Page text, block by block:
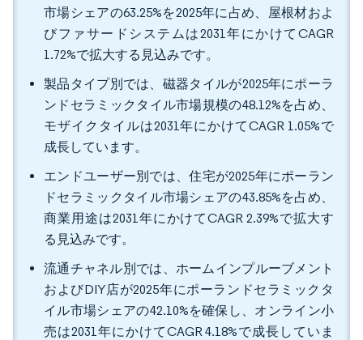
市場シェアの63.25%を2025年に占め、屋根材およ
びファサードシステムは2031年にかけてCAGR
1.72%で拡大する見込みです。
製品タイプ別では、磁器タイルが2025年にポーラ
ンドセラミックタイル市場規模の48.12%を占め、
モザイクタイルは2031年にかけてCAGR 1.05%で
成長しています。
エンドユーザー別では、住宅が2025年にポーラン
ドセラミックタイル市場シェアの43.85%を占め、
商業用途は2031年にかけてCAGR 2.39%で拡大す
る見込みです。
流通チャネル別では、ホームインプルーブメント
およびDIY店が2025年にポーランドセラミックタ
イル市場シェアの42.10%を確保し、オンライン小
売は2031年にかけてCAGR 4.18%で成長していま